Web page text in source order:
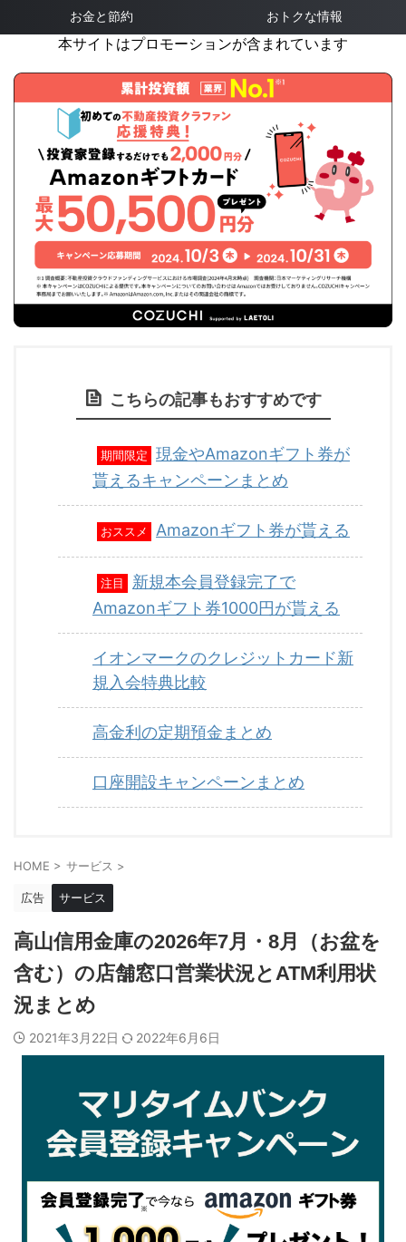
お金と節約 おトクな情報
本サイトはプロモーションが含まれています
こちらの記事もおすすめです
期間限定
現金やAmazonギフト券が
貰えるキャンペーンまとめ
おススメ Amazonギフト券が貰える
注目
新規本会員登録完了で
Amazonギフト券1000円が貰える
イオンマークのクレジットカード新
規入会特典比較
高金利の定期預金まとめ
口座開設キャンペーンまとめ
HOME > サービス >
広告 サービス
高山信用金庫の2026年7月・8月（お盆を
含む）の店舗窓口営業状況とATM利用状
況まとめ
2021年3月22日 2022年6月6日